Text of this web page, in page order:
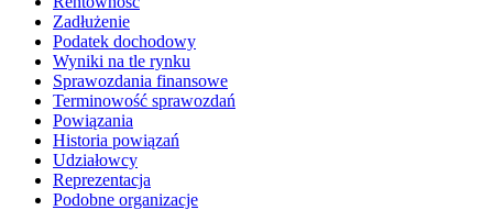
Zadłużenie
Podatek dochodowy
Wyniki na tle rynku
Sprawozdania finansowe
Terminowość sprawozdań
Powiązania
Historia powiązań
Udziałowcy
Reprezentacja
Podobne organizacje